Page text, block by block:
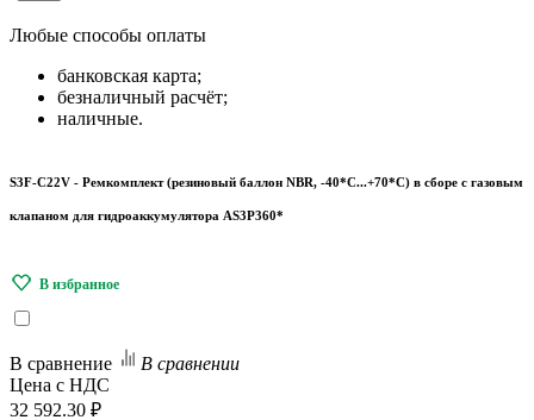
Любые способы оплаты
банковская карта;
безналичный расчёт;
наличные.
S3F-C22V - Ремкомплект (резиновый баллон NBR, -40*С...+70*С) в сборе с газовым
клапаном для гидроаккумулятора AS3P360*
В сравнение
В сравнении
Цена с НДС
32 592.30 ₽